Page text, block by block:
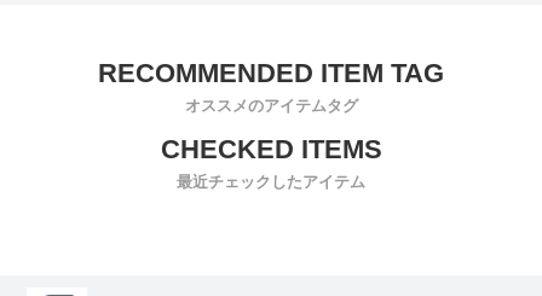
オススメのアイテムタグ
最近チェックしたアイテム